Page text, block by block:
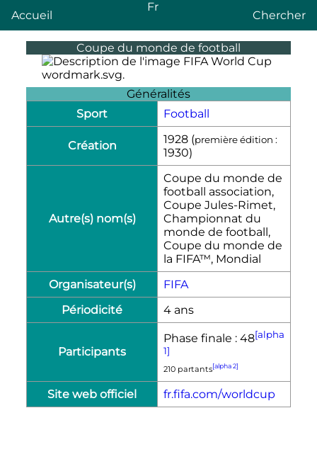
Accueil
Fr
Chercher
Coupe du monde de football
Généralités
Sport
Football
Création 1928 (première édition :
1930)
Autre(s) nom(s)
Coupe du monde de
football association,
Coupe Jules-Rimet,
Championnat du
monde de football,
Coupe du monde de
la FIFA™, Mondial
Organisateur(s)
FIFA
Périodicité
4 ans
Participants
Phase finale : 48[alpha
1]
210 partants[alpha 2]
Site web officiel fr.fifa.com/worldcup